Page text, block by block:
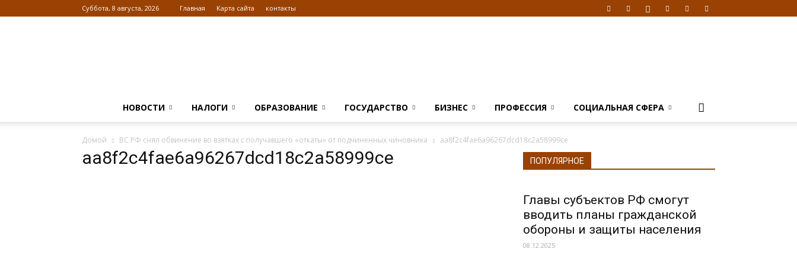
Суббота, 8 августа, 2026 Главная Карта сайта контакты
НОВОСТИ НАЛОГИ ОБРАЗОВАНИЕ ГОСУДАРСТВО БИЗНЕС ПРОФЕССИЯ СОЦИАЛЬНАЯ СФЕРА
Домой ВС РФ снял обвинение во взятках с получавшего «откаты» от подчиненных чиновника aa8f2c4fae6a96267dcd18c2a58999ce
aa8f2c4fae6a96267dcd18c2a58999ce ПОПУЛЯРНОЕ
Главы субъектов РФ смогут
вводить планы гражданской
обороны и защиты населения
08.12.2025